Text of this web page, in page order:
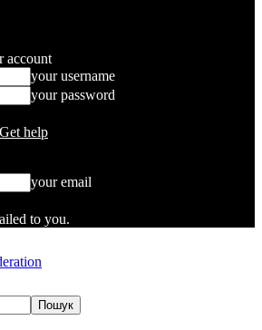
account
your username
your password
help
your email
to you.